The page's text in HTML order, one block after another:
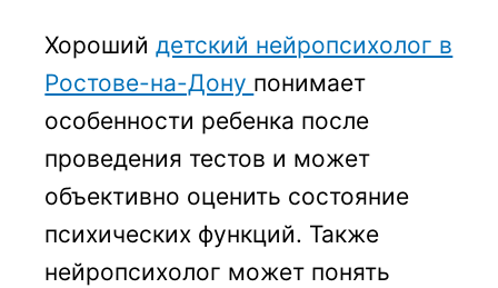
Хорошийдетский нейропсихолог в
Ростове-на-Дону понимает
особенности ребенка после
проведения тестов и может
объективно оценить состояние
психических функций. Также
нейропсихолог может понять